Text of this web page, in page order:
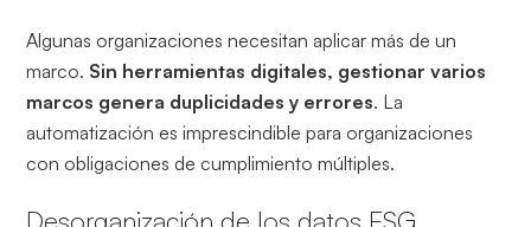
Algunas organizaciones necesitan aplicar más de un
marco. Sin herramientas digitales, gestionar varios
marcos genera duplicidades y errores. La
automatización es imprescindible para organizaciones
con obligaciones de cumplimiento múltiples.
Desorganización de los datos ESG